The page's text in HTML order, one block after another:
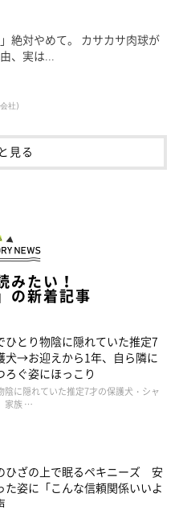
影したジェイクくんの写真で
」絶対やめて。 カサカサ肉球が
、実は...
社)
見る
みたい！
の新着記事
ひとり物陰に隠れていた推定7
犬→お迎えから1年、自ら隣に
ろぐ姿にほっこり
陰に隠れていた推定7才の保護犬・シャ
家族 …
ひざの上で眠るペキニーズ 安
た姿に「こんな信頼関係いいよ